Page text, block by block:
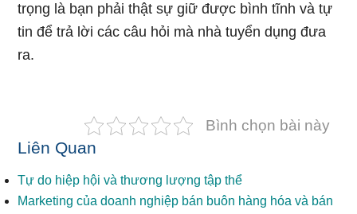
trọng là bạn phải thật sự giữ được bình tĩnh và tự
tin để trả lời các câu hỏi mà nhà tuyển dụng đưa
ra.
Bình chọn bài này
Liên Quan
Tự do hiệp hội và thương lượng tập thể
Marketing của doanh nghiệp bán buôn hàng hóa và bán